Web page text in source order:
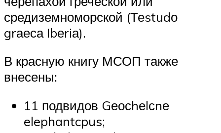
средиземноморской (Теstudо
grаеса Ibеriа).
В красную книгу МСОП также
внесены:
11 подвидов Gеосhеlсnе
elephantcpus;